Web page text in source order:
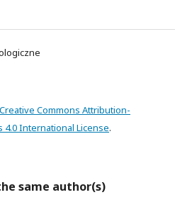
Creative Commons Attribution-
4.0 International License.
same author(s)